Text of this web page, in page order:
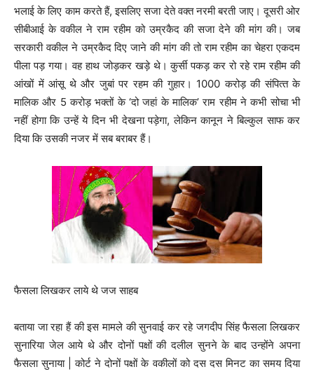
भलाई के लिए काम करते हैं, इसलिए सजा देते वक्‍त नरमी बरती जाए। दूसरी ओर
सीबीआई के वकील ने राम रहीम को उम्रकैद की सजा देने की मांग की। जब
सरकारी वकील ने उम्रकैद दिए जाने की मांग की तो राम रहीम का चेहरा एकदम
पीला पड़ गया। वह हाथ जोड़कर खड़े थे। कुर्सी पकड़ कर रो रहे राम रहीम की
आंखों में आंसू थे और जुबां पर रहम की गुहार। 1000 करोड़ की संपित्‍त के
मालिक और 5 करोड़ भक्‍तों के ‘दो जहां के मालिक’ राम रहीम ने कभी सोचा भी
नहीं होगा कि उन्‍हें ये दिन भी देखना पड़ेगा, लेकिन कानून ने बिल्‍कुल साफ कर
दिया कि उसकी नजर में सब बराबर हैं।
फैसला लिखकर लाये थे जज साहब
बताया जा रहा हैं की इस मामले की सुनवाई कर रहे जगदीप सिंह फैसला लिखकर
सुनारिया जेल आये थे और दोनों पक्षों की दलील सुनने के बाद उन्होंने अपना
फैसला सुनाया | कोर्ट ने दोनों पक्षों के वकीलों को दस दस मिनट का समय दिया